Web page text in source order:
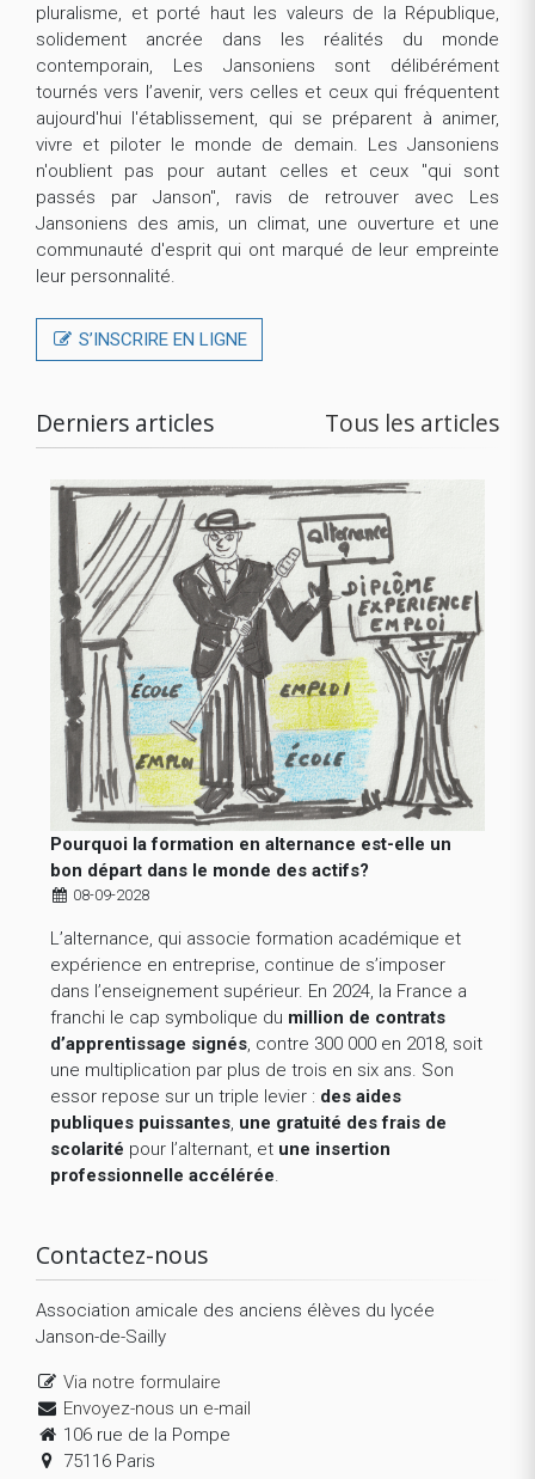
pluralisme, et porté haut les valeurs de la République,
solidement ancrée dans les réalités du monde
contemporain, Les Jansoniens sont délibérément
tournés vers l’avenir, vers celles et ceux qui fréquentent
aujourd'hui l'établissement, qui se préparent à animer,
vivre et piloter le monde de demain. Les Jansoniens
n'oublient pas pour autant celles et ceux "qui sont
passés par Janson", ravis de retrouver avec Les
Jansoniens des amis, un climat, une ouverture et une
communauté d'esprit qui ont marqué de leur empreinte
leur personnalité.
S’INSCRIRE EN LIGNE
Derniers articles Tous les articles
Pourquoi la formation en alternance est-elle un
bon départ dans le monde des actifs?
08-09-2028
L’alternance, qui associe formation académique et
expérience en entreprise, continue de s’imposer
dans l’enseignement supérieur. En 2024, la France a
franchi le cap symbolique du million de contrats
d’apprentissage signés , contre 300 000 en 2018, soit
une multiplication par plus de trois en six ans. Son
essor repose sur un triple levier : des aides
publiques puissantes une gratuité des frais de
scolarité pour l’alternant, et une insertion
professionnelle accélérée
Contactez-nous
Association amicale des anciens élèves du lycée
Janson-de-Sailly
Via notre formulaire
Envoyez-nous un e-mail
106 rue de la Pompe
75116 Paris